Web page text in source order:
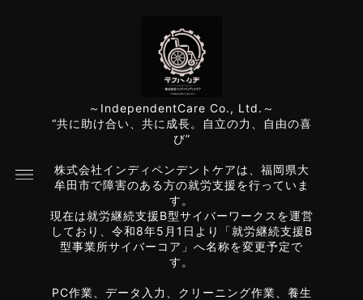
～IndependentCare Co., Ltd.～
“共に助け合い、共に成長。自立の力、自由の喜
び”
株式会社インディペンデントケアは、福岡県大
牟田市で障害のある方の就労支援を行っていま
す。
現在は就労継続支援B型サイバーワークスを運営
しており、令和8年5月1日より「就労継続支援B
型事業所サイバーコア」へ名称を変更予定で
す。
PC作業、データ入力、クリーニング作業、養生